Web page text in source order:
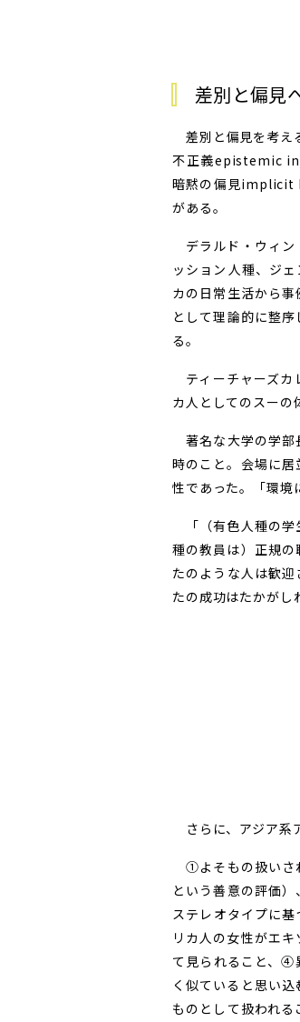
差別と偏見
差別と偏見を考え
不正義epistemic
暗黙の偏見implicit
がある。
デラルド・ウィン
ッション――人種、
カの日常生活から
として理論的に整
る。
ティーチャーズカ
カ人としてのスーの
著名な大学の学部
時のこと。会場に
性であった。「環境
「（有色人種の学
種の教員は）正規
たのような人は歓
たの成功はたかがし
さらに、アジア系
①よそもの扱いさ
という善意の評価
ステレオタイプに
リカ人の女性がエ
て見られること、④
く似ていると思い
ものとして扱われ